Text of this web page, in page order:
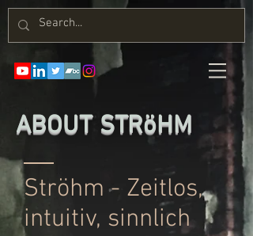
ABOUT STRöHM
Ströhm - Zeitlos,
intuitiv, sinnlich